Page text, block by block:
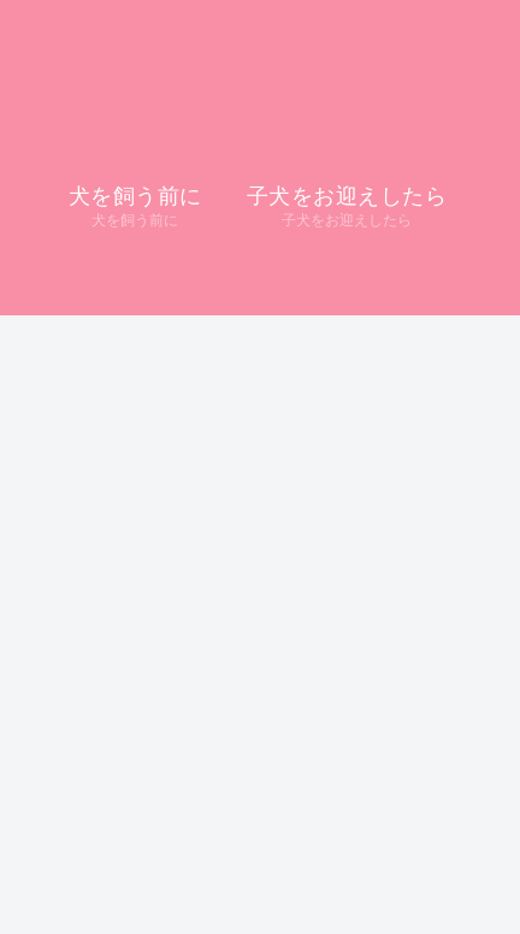
犬を飼う前に
犬を飼う前に
子犬をお迎えしたら
子犬をお迎えしたら